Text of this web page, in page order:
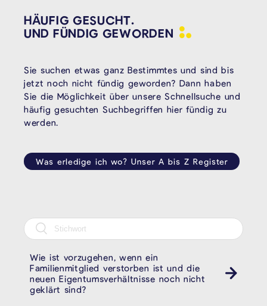
HÄUFIG GESUCHT.
UND FÜNDIG GEWORDEN
Sie suchen etwas ganz Bestimmtes und sind bis
jetzt noch nicht fündig geworden? Dann haben
Sie die Möglichkeit über unsere Schnellsuche und
häufig gesuchten Suchbegriffen hier fündig zu
werden.
Was erledige ich wo? Unser A bis Z Register
Wie ist vorzugehen, wenn ein
Familienmitglied verstorben ist und die
neuen Eigentumsverhältnisse noch nicht
geklärt sind?